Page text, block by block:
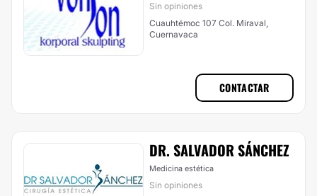
Sin opiniones
Cuauhtémoc 107 Col. Miraval,
Cuernavaca
CONTACTAR
DR. SALVADOR SÁNCHEZ
Medicina estética
Sin opiniones